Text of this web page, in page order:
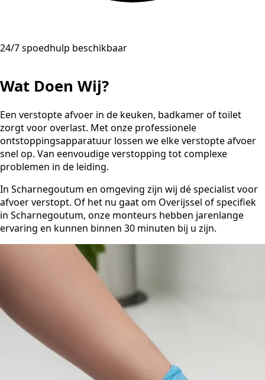
24/7 spoedhulp beschikbaar
Wat Doen Wij?
Een verstopte afvoer in de keuken, badkamer of toilet
zorgt voor overlast. Met onze professionele
ontstoppingsapparatuur lossen we elke verstopte afvoer
snel op. Van eenvoudige verstopping tot complexe
problemen in de leiding.
In Scharnegoutum en omgeving zijn wij dé specialist voor
afvoer verstopt. Of het nu gaat om Overijssel of specifiek
in Scharnegoutum, onze monteurs hebben jarenlange
ervaring en kunnen binnen 30 minuten bij u zijn.